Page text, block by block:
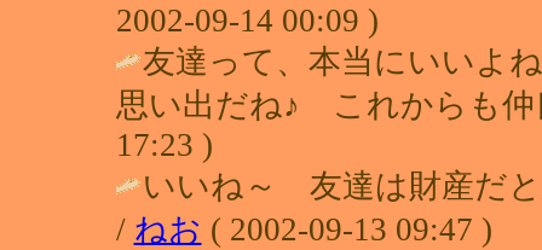
2002-09-14 00:09 )
友達って、本当にいいよ
思い出だね♪ これからも
17:23 )
いいね～ 友達は財産だ
/ ねお ( 2002-09-13 09:47 )